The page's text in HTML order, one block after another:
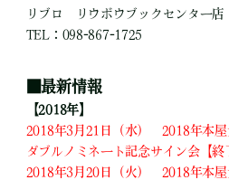
リブロ リウボウブックセンター店
TEL：098-867-1725
■最新情報
【2018年】
2018年3月21日（水） 2018年本屋
ダブルノミネート記念サイン会【終
2018年3月20日（火） 2018年本屋